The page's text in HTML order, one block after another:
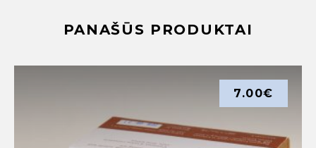
PANAŠŪS PRODUKTAI
7.00€